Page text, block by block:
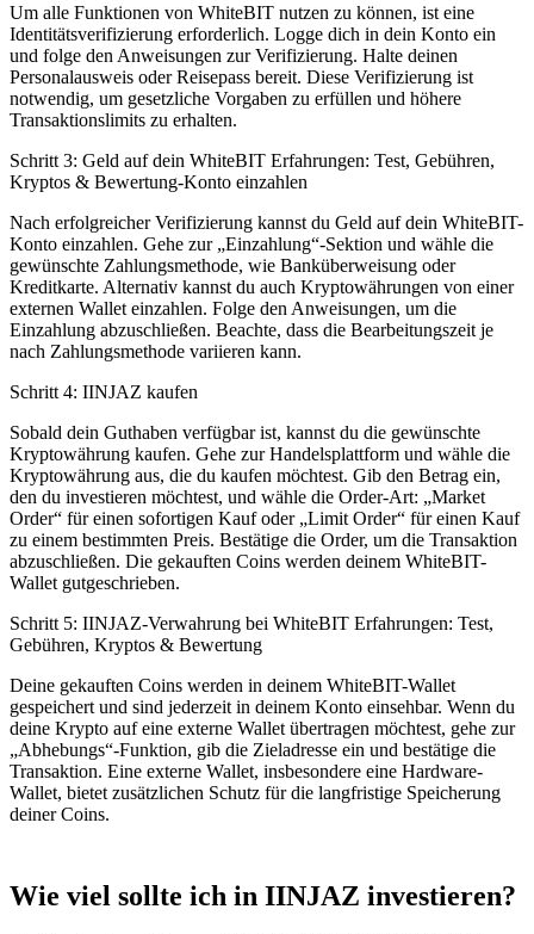
Um alle Funktionen von WhiteBIT nutzen zu können, ist eine
Identitätsverifizierung erforderlich. Logge dich in dein Konto ein
und folge den Anweisungen zur Verifizierung. Halte deinen
Personalausweis oder Reisepass bereit. Diese Verifizierung ist
notwendig, um gesetzliche Vorgaben zu erfüllen und höhere
Transaktionslimits zu erhalten.
Schritt 3: Geld auf dein WhiteBIT Erfahrungen: Test, Gebühren,
Kryptos & Bewertung-Konto einzahlen
Nach erfolgreicher Verifizierung kannst du Geld auf dein WhiteBIT-
Konto einzahlen. Gehe zur „Einzahlung“-Sektion und wähle die
gewünschte Zahlungsmethode, wie Banküberweisung oder
Kreditkarte. Alternativ kannst du auch Kryptowährungen von einer
externen Wallet einzahlen. Folge den Anweisungen, um die
Einzahlung abzuschließen. Beachte, dass die Bearbeitungszeit je
nach Zahlungsmethode variieren kann.
Schritt 4: IINJAZ kaufen
Sobald dein Guthaben verfügbar ist, kannst du die gewünschte
Kryptowährung kaufen. Gehe zur Handelsplattform und wähle die
Kryptowährung aus, die du kaufen möchtest. Gib den Betrag ein,
den du investieren möchtest, und wähle die Order-Art: „Market
Order“ für einen sofortigen Kauf oder „Limit Order“ für einen Kauf
zu einem bestimmten Preis. Bestätige die Order, um die Transaktion
abzuschließen. Die gekauften Coins werden deinem WhiteBIT-
Wallet gutgeschrieben.
Schritt 5: IINJAZ-Verwahrung bei WhiteBIT Erfahrungen: Test,
Gebühren, Kryptos & Bewertung
Deine gekauften Coins werden in deinem WhiteBIT-Wallet
gespeichert und sind jederzeit in deinem Konto einsehbar. Wenn du
deine Krypto auf eine externe Wallet übertragen möchtest, gehe zur
„Abhebungs“-Funktion, gib die Zieladresse ein und bestätige die
Transaktion. Eine externe Wallet, insbesondere eine Hardware-
Wallet, bietet zusätzlichen Schutz für die langfristige Speicherung
deiner Coins.
Wie viel sollte ich in IINJAZ investieren?